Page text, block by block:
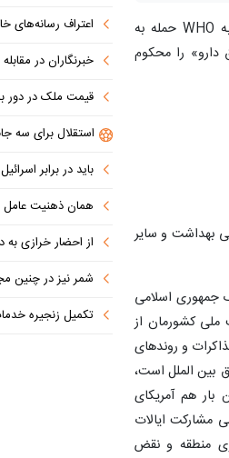
»؛ دانشجویان پزشکی ایران در نامه‌ای خطاب به WHO حمله به
دارو» را محکوم
بهداشت و سایر
صهیونیستی به خاک جمهوری اسلامی
ملی کشورمان از
و روندهای
بین الملل است،
بار هم آمریکای
مشارکت ایالات
منطقه و نقض
اعتراف رسانه‌های خارجی به
خبرنگاران در
قیمت ملک در دور
استقلال برای سه
باید در برابر
همان ذهنیت عامل بمباران
از احضار خرازی به دادگاه
شمر نیز در چنین
تکمیل زنجیره